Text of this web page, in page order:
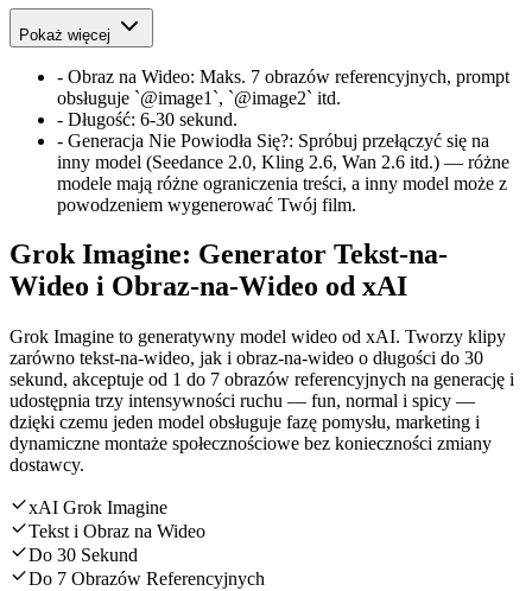
Pokaż więcej
- Obraz na Wideo: Maks. 7 obrazów referencyjnych, prompt
obsługuje `@image1`, `@image2` itd.
- Długość: 6-30 sekund.
- Generacja Nie Powiodła Się?: Spróbuj przełączyć się na
inny model (Seedance 2.0, Kling 2.6, Wan 2.6 itd.) — różne
modele mają różne ograniczenia treści, a inny model może z
powodzeniem wygenerować Twój film.
Grok Imagine: Generator Tekst-na-
Wideo i Obraz-na-Wideo od xAI
Grok Imagine to generatywny model wideo od xAI. Tworzy klipy
zarówno tekst-na-wideo, jak i obraz-na-wideo o długości do 30
sekund, akceptuje od 1 do 7 obrazów referencyjnych na generację i
udostępnia trzy intensywności ruchu — fun, normal i spicy —
dzięki czemu jeden model obsługuje fazę pomysłu, marketing i
dynamiczne montaże społecznościowe bez konieczności zmiany
dostawcy.
xAI Grok Imagine
Tekst i Obraz na Wideo
Do 30 Sekund
Do 7 Obrazów Referencyjnych